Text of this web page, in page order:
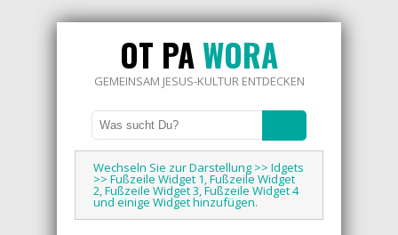
OT PAWORA
GEMEINSAM JESUS-KULTUR ENTDECKEN
Wechseln Sie zur Darstellung >> Idgets
>> Fußzeile Widget 1, Fußzeile Widget
2, Fußzeile Widget 3, Fußzeile Widget 4
und einige Widget hinzufügen.